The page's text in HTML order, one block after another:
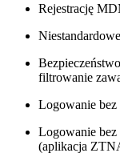
Rejestrację
filtrowanie
Logowanie bez
Logowanie bez
(aplikacja